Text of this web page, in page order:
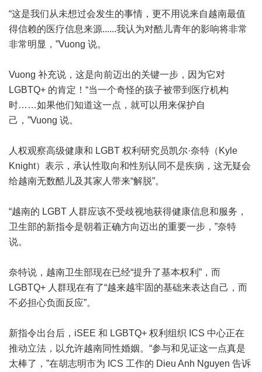
“这是我们从未想过会发生的事情，更不用说来自越南最值
得信赖的医疗信息来源......我认为对酷儿青年的影响将非常
非常明显，”Vuong 说。
Vuong 补充说，这是向前迈出的关键一步，因为它对
LGBTQ+ 的肯定！“当一个奇怪的孩子被带到医疗机构
时……如果他们知道这一点，就可以用来保护自
己，”Vuong 说。
人权观察高级健康和 LGBT 权利研究员凯尔·奈特（Kyle
Knight）表示，承认性取向和性别认同不是疾病，这无疑会
给越南无数酷儿及其家人带来“解脱”。
“越南的 LGBT 人群应该不受歧视地获得健康信息和服务，
卫生部的新指令是朝着正确方向迈出的重要一步，”奈特
说。
奈特说，越南卫生部现在已经“提升了基本权利”，而
LGBTQ+ 人群现在有了“越来越牢固的基础来表达自己，而
不必担心负面反应”。
新指令出台后，iSEE 和 LGBTQ+ 权利组织 ICS 中心正在
推动立法，以允许越南同性婚姻。“参与和见证这一点真是
太棒了，”在胡志明市为 ICS 工作的 Dieu Anh Nguyen 告诉